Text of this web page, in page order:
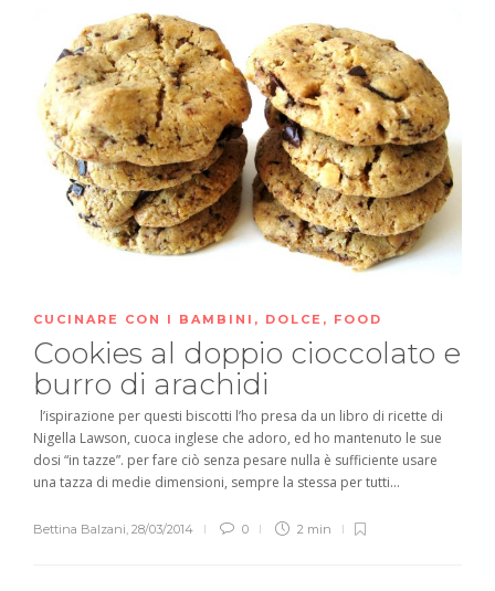
CUCINARE CON I BAMBINI , DOLCE , FOOD
Cookies al doppio cioccolato e
burro di arachidi
l’ispirazione per questi biscotti l’ho presa da un libro di ricette di
Nigella Lawson, cuoca inglese che adoro, ed ho mantenuto le sue
dosi “in tazze”. per fare ciò senza pesare nulla è sufficiente usare
una tazza di medie dimensioni, sempre la stessa per tutti...
Bettina Balzani, 28/03/2014 0 2 min